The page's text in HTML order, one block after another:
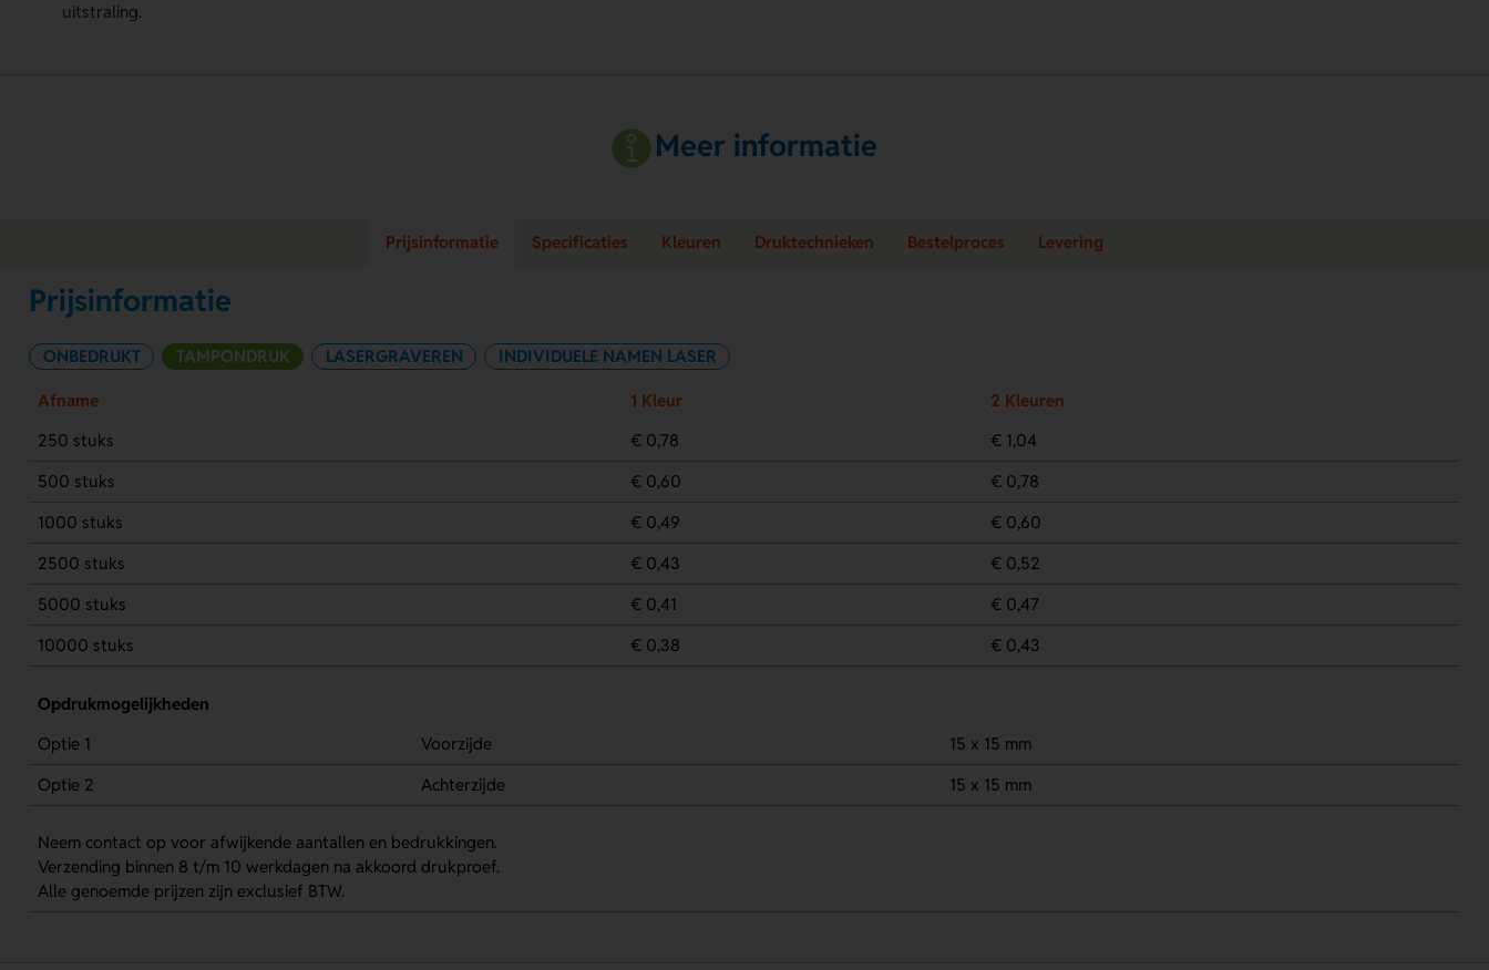
uitstraling.
Meer informatie
Prijsinformatie Specificaties Kleuren Druktechnieken Bestelproces Levering
Prijsinformatie
ONBEDRUKT TAMPONDRUK LASERGRAVEREN INDIVIDUELE NAMEN LASER
Afname 1 Kleur
2 Kleuren
250 stuks
€ 0,78
€ 1,04
500 stuks
€ 0,60
€ 0,78
1000 stuks
€ 0,49
€ 0,60
2500 stuks
€ 0,43
€ 0,52
5000 stuks
€ 0,41
€ 0,47
10000 stuks
€ 0,38 € 0,43
Opdrukmogelijkheden
Optie 1
Voorzijde
15 x 15 mm
Optie 2
Achterzijde 15 x 15 mm
Neem contact op voor afwijkende aantallen en bedrukkingen.
Verzending binnen 8 t/m 10 werkdagen na akkoord drukproef.
Alle genoemde prijzen zijn exclusief BTW.